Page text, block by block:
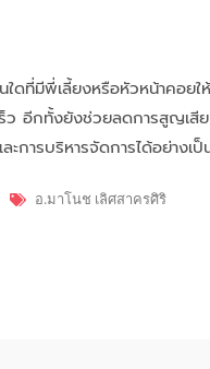
ดที่มีพี่เลี้ยงหรือหัวหน้าคอย
ว อีกทั้งยังช่วยลดการสูญเ
การบริหารจัดการได้อย่างเป็
Tags
อ.มาโนช เลิศสาครศิริ